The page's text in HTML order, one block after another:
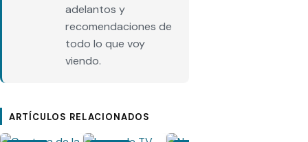
adelantos y
recomendaciones de
todo lo que voy
viendo.
ARTÍCULOS RELACIONADOS